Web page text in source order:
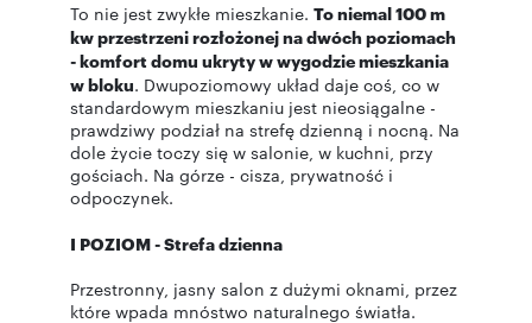
To nie jest zwykłe mieszkanie. To niemal 100 m
kw przestrzeni rozłożonej na dwóch poziomach
- komfort domu ukryty w wygodzie mieszkania
w bloku. Dwupoziomowy układ daje coś, co w
standardowym mieszkaniu jest nieosiągalne -
prawdziwy podział na strefę dzienną i nocną. Na
dole życie toczy się w salonie, w kuchni, przy
gościach. Na górze - cisza, prywatność i
odpoczynek.
I POZIOM - Strefa dzienna
Przestronny, jasny salon z dużymi oknami, przez
które wpada mnóstwo naturalnego światła.